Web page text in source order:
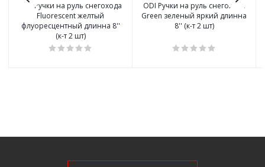
ODI Ручки на руль снегохода
Fluorescent желтый
флуоресцентный длинна 8''
(к-т 2 шт)
ODI Ручки на руль снегохода
Green зеленый яркий длинна
8'' (к-т 2 шт)